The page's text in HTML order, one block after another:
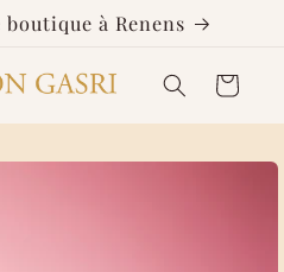
à Renens
Panier